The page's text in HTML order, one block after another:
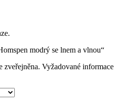
modrý se lnem a vlnou“
zveřejněna. Vyžadované informace